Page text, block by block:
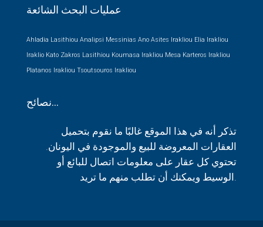
عمليات البحث الشائعة
Ahladia Lasithiou Analipsi Messinias Ano Asites Irakliou Elia Irakliou
Iraklio Kato Zakros Lasithiou Koumasa Irakliou Mesa Karteros Irakliou
Platanos Irakliou Tsoutsouros Irakliou
نصائح…
تذكر أنه في هذا الموقع غالبًا ما نقوم بتحميل
العقارات المعروضة للبيع والموجودة في اليونان.
تحتوي كل عقار على معلومات اتصال للبائع أو